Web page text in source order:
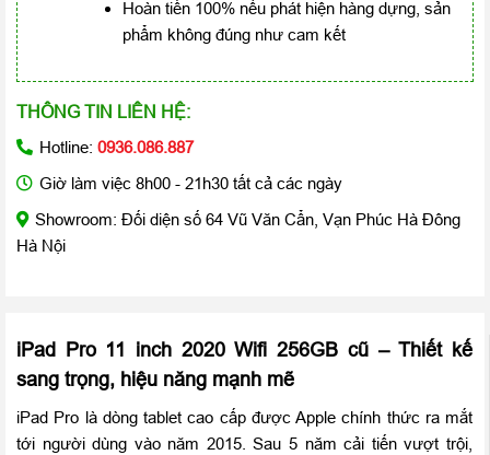
Hoàn tiền 100% nếu phát hiện hàng dựng, sản
phẩm không đúng như cam kết
THÔNG TIN LIÊN HỆ:
Hotline: 0936.086.887
Giờ làm việc 8h00 - 21h30 tất cả các ngày
Showroom: Đối diện số 64 Vũ Văn Cẩn, Vạn Phúc Hà Đông
Hà Nội
iPad Pro 11 inch 2020 Wifi 256GB cũ – Thiết kế
sang trọng, hiệu năng mạnh mẽ
iPad Pro là dòng tablet cao cấp được Apple chính thức ra mắt
tới người dùng vào năm 2015. Sau 5 năm cải tiến vượt trội,